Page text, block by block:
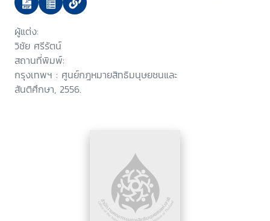
ผู้แต่ง:
วิชัย ศรีรัตน์
สถานที่พิมพ์:
กรุงเทพฯ : ศูนย์กฎหมายสิทธิมนุษยชนและ
สันติศึกษา, 2556.